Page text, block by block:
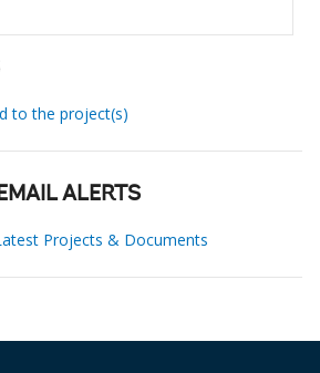
to the project(s)
ALERTS
Projects & Documents